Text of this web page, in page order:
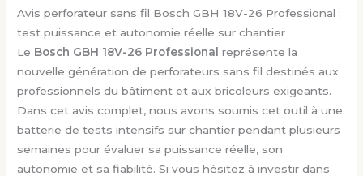
Avis perforateur sans fil Bosch GBH 18V-26 Professional :
test puissance et autonomie réelle sur chantier
Le Bosch GBH 18V-26 Professional représente la
nouvelle génération de perforateurs sans fil destinés aux
professionnels du bâtiment et aux bricoleurs exigeants.
Dans cet avis complet, nous avons soumis cet outil à une
batterie de tests intensifs sur chantier pendant plusieurs
semaines pour évaluer sa puissance réelle, son
autonomie et sa fiabilité. Si vous hésitez à investir dans